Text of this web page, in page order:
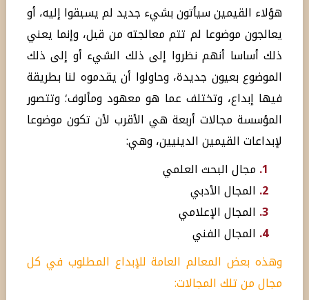
هؤلاء القيمين سيأتون بشيء جديد لم يسبقوا إليه، أو
يعالجون موضوعا لم تتم معالجته من قبل، وإنما يعني
ذلك أساسا أنهم نظروا إلى ذلك الشيء أو إلى ذلك
الموضوع بعيون جديدة، وحاولوا أن يقدموه لنا بطريقة
فيها إبداع، وتختلف عما هو معهود ومألوف؛ وتتصور
المؤسسة مجالات أربعة هي الأقرب لأن تكون موضوعا
لإبداعات القيمين الدينيين، وهي:
1. مجال البحث العلمي
2. المجال الأدبي
3. المجال الإعلامي
4. المجال الفني
وهذه بعض المعالم العامة للإبداع المطلوب في كل
مجال من تلك المجالات: